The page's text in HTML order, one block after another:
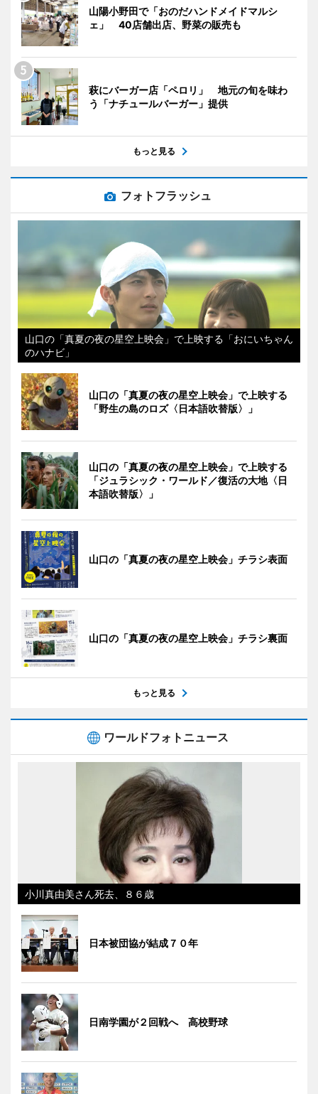
山陽小野田で「おのだハンドメイドマルシ
ェ」 40店舗出店、野菜の販売も
萩にバーガー店「ペロリ」 地元の旬を味わ
う「ナチュールバーガー」提供
もっと見る
フォトフラッシュ
山口の「真夏の夜の星空上映会」で上映する「おにいちゃん
のハナビ」
山口の「真夏の夜の星空上映会」で上映する
「野生の島のロズ〈日本語吹替版〉」
山口の「真夏の夜の星空上映会」で上映する
「ジュラシック・ワールド／復活の大地〈日
本語吹替版〉」
山口の「真夏の夜の星空上映会」チラシ表面
山口の「真夏の夜の星空上映会」チラシ裏面
もっと見る
ワールドフォトニュース
小川真由美さん死去、８６歳
日本被団協が結成７０年
日南学園が２回戦へ 高校野球